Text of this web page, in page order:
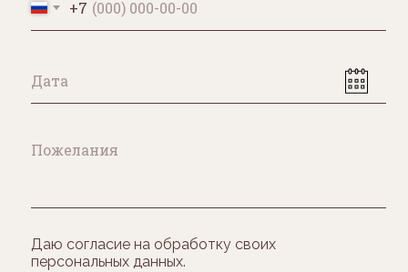
+7
Даю согласие на обработку своих
персональных данных.